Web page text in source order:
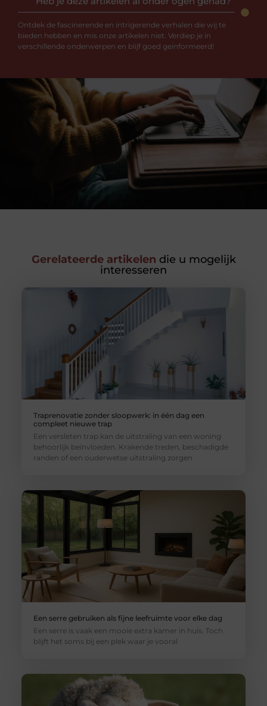
Ontdek de fascinerende en intrigerende verhalen die wij te
bieden hebben en mis onze artikelen niet. Verdiep je in
verschillende onderwerpen en blijf goed geïnformeerd!
Gerelateerde artikelen die u mogelijk
interesseren
Traprenovatie zonder sloopwerk: in één dag een
compleet nieuwe trap
Een versleten trap kan de uitstraling van een woning
behoorlijk beïnvloeden. Krakende treden, beschadigde
randen of een ouderwetse uitstraling zorgen
Een serre gebruiken als fijne leefruimte voor elke dag
Een serre is vaak een mooie extra kamer in huis. Toch
blijft het soms bij een plek waar je vooral